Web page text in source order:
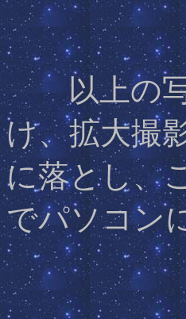
以上の写
け、拡大撮
に落とし、
でパソコン